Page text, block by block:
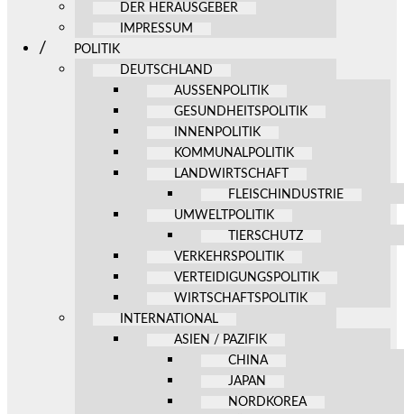
DER HERAUSGEBER
IMPRESSUM
POLITIK
DEUTSCHLAND
AUSSENPOLITIK
GESUNDHEITSPOLITIK
INNENPOLITIK
KOMMUNALPOLITIK
LANDWIRTSCHAFT
FLEISCHINDUSTRIE
UMWELTPOLITIK
TIERSCHUTZ
VERKEHRSPOLITIK
VERTEIDIGUNGSPOLITIK
WIRTSCHAFTSPOLITIK
INTERNATIONAL
ASIEN / PAZIFIK
CHINA
JAPAN
NORDKOREA